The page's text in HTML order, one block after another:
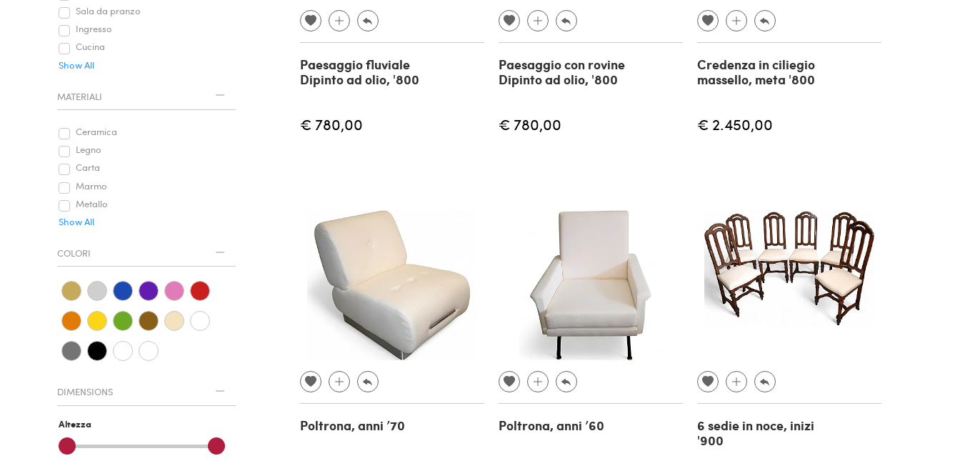
Sala da pranzo
Ingresso
Cucina
Show All
MATERIALI
Ceramica
Legno
Carta
Marmo
Metallo
Show All
COLORI
DIMENSIONS
Altezza
Paesaggio fluviale
Dipinto ad olio, '800
€ 780,00
Paesaggio con rovine
Dipinto ad olio, '800
€ 780,00
Credenza in ciliegio
massello, meta '800
€ 2.450,00
Poltrona, anni ’70 Poltrona, anni ’60
6 sedie in noce, inizi
'900